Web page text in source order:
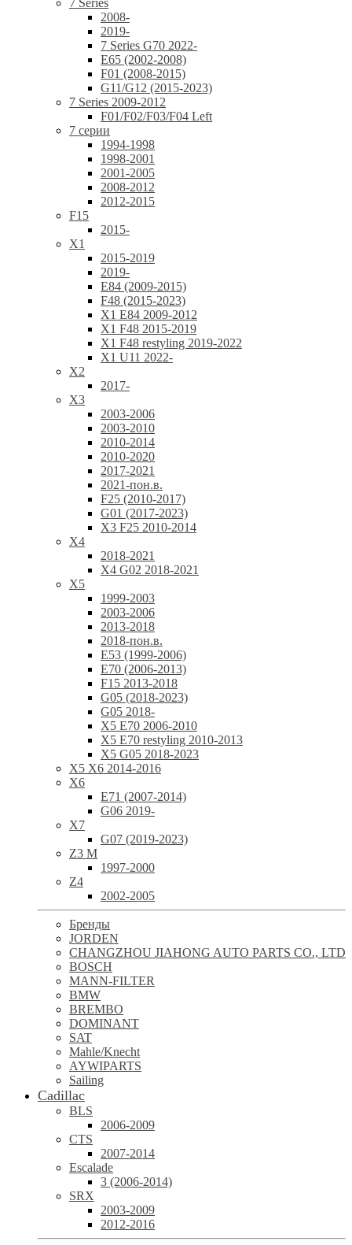
7 Series
2008-
2019-
7 Series G70 2022-
E65 (2002-2008)
F01 (2008-2015)
G11/G12 (2015-2023)
7 Series 2009-2012
F01/F02/F03/F04 Left
7 серии
1994-1998
1998-2001
2001-2005
2008-2012
2012-2015
F15
2015-
X1
2015-2019
2019-
E84 (2009-2015)
F48 (2015-2023)
X1 E84 2009-2012
X1 F48 2015-2019
X1 F48 restyling 2019-2022
X1 U11 2022-
X2
2017-
X3
2003-2006
2003-2010
2010-2014
2010-2020
2017-2021
2021-пон.в.
F25 (2010-2017)
G01 (2017-2023)
X3 F25 2010-2014
X4
2018-2021
X4 G02 2018-2021
X5
1999-2003
2003-2006
2013-2018
2018-пон.в.
E53 (1999-2006)
E70 (2006-2013)
F15 2013-2018
G05 (2018-2023)
G05 2018-
X5 E70 2006-2010
X5 E70 restyling 2010-2013
X5 G05 2018-2023
X5 X6 2014-2016
X6
E71 (2007-2014)
G06 2019-
X7
G07 (2019-2023)
Z3 M
1997-2000
Z4
2002-2005
Бренды
JORDEN
CHANGZHOU JIAHONG AUTO PARTS CO., LTD
BOSCH
MANN-FILTER
BMW
BREMBO
DOMINANT
SAT
Mahle/Knecht
AYWIPARTS
Sailing
Cadillac
BLS
2006-2009
CTS
2007-2014
Escalade
3 (2006-2014)
SRX
2003-2009
2012-2016